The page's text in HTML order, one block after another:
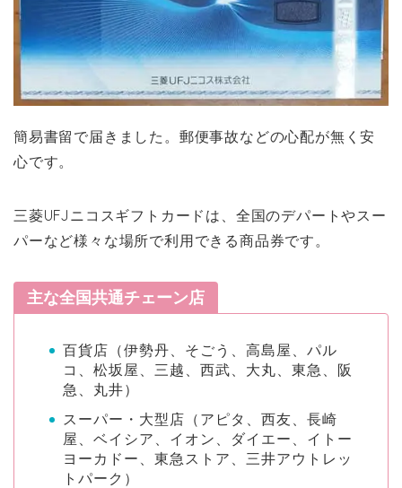
簡易書留で届きました。郵便事故などの心配が無く安
心です。
三菱UFJニコスギフトカードは、全国のデパートやスー
パーなど様々な場所で利用できる商品券です。
主な全国共通チェーン店
百貨店（伊勢丹、そごう、高島屋、パル
コ、松坂屋、三越、西武、大丸、東急、阪
急、丸井）
スーパー・大型店（アピタ、西友、長崎
屋、ベイシア、イオン、ダイエー、イトー
ヨーカドー、東急ストア、三井アウトレッ
トパーク）